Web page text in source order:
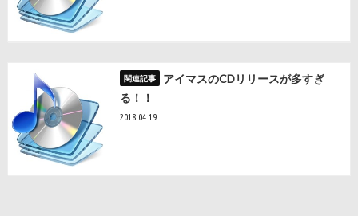
アイマスのCDリリースが多すぎ
る！！
2018.04.19